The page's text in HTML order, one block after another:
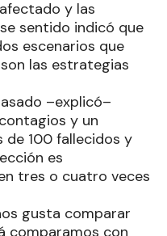
y las
sentido indicó que
escenarios que
las estrategias
–explicó–
y un
de 100 fallecidos y
es
tres o cuatro veces
gusta comparar